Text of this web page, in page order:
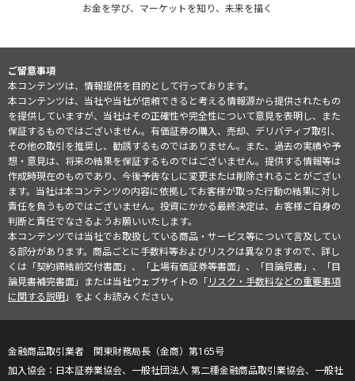
お金を学び、マーケットを知り、未来を描く
ご留意事項
本コンテンツは、情報提供を目的として行っております。
本コンテンツは、当社や当社が信頼できると考える情報源から提供されたもの
を提供していますが、当社はその正確性や完全性について意見を表明し、また
保証するものではございません。有価証券の購入、売却、デリバティブ取引、
その他の取引を推奨し、勧誘するものではありません。また、過去の実績や予
想・意見は、将来の結果を保証するものではございません。提供する情報等は
作成時現在のものであり、今後予告なしに変更または削除されることがござい
ます。当社は本コンテンツの内容に依拠してお客様が取った行動の結果に対し
責任を負うものではございません。投資にかかる最終決定は、お客様ご自身の
判断と責任でなさるようお願いいたします。
本コンテンツでは当社でお取扱している商品・サービス等について言及してい
る部分があります。商品ごとに手数料等およびリスクは異なりますので、詳し
くは「契約締結前交付書面」、「上場有価証券等書面」、「目論見書」、「目
論見書補完書面」または当社ウェブサイトの「リスク・手数料などの重要事項
に関する説明」をよくお読みください。
金融商品取引業者 関東財務局長（金商）第165号
日本証券業協会、一般社団法人 第二種金融商品取引業協会、一般社